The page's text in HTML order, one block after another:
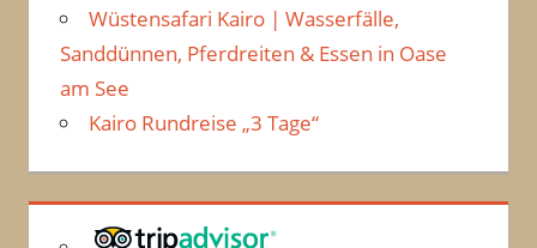
Wüstensafari Kairo | Wasserfälle,
Sanddünnen, Pferdreiten & Essen in Oase
am See
Kairo Rundreise „3 Tage“